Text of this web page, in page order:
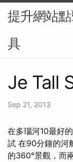
提升網站
具
Je Tall
Sep 21, 2013
在多瑙河10最好
試 在90分鐘的河
的360°景觀，而